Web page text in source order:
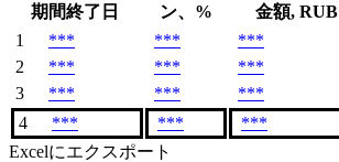
期間終了日
ン、%
金額, RUB
1
*** *** ***
2
*** *** ***
3
*** *** ***
4
*** *** ***
Excelにエクスポート